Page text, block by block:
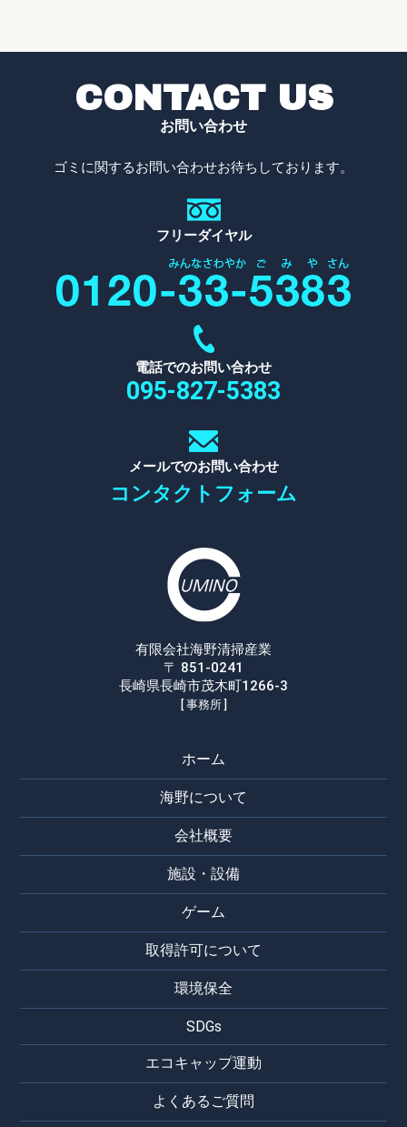
CONTACT US
お問い合わせ
ゴミに関するお問い合わせお待ちしております。
フリーダイヤル
電話でのお問い合わせ
095-827-5383
メールでのお問い合わせ
コンタクトフォーム
有限会社海野清掃産業
〒 851-0241
長崎県長崎市茂木町1266-3
[ 事務所 ]
ホーム
海野について
会社概要
施設・設備
ゲーム
取得許可について
環境保全
SDGs
エコキャップ運動
よくあるご質問